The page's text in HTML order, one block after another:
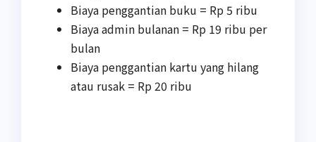
Biaya penggantian buku = Rp 5 ribu
Biaya admin bulanan = Rp 19 ribu per
bulan
Biaya penggantian kartu yang hilang
atau rusak = Rp 20 ribu